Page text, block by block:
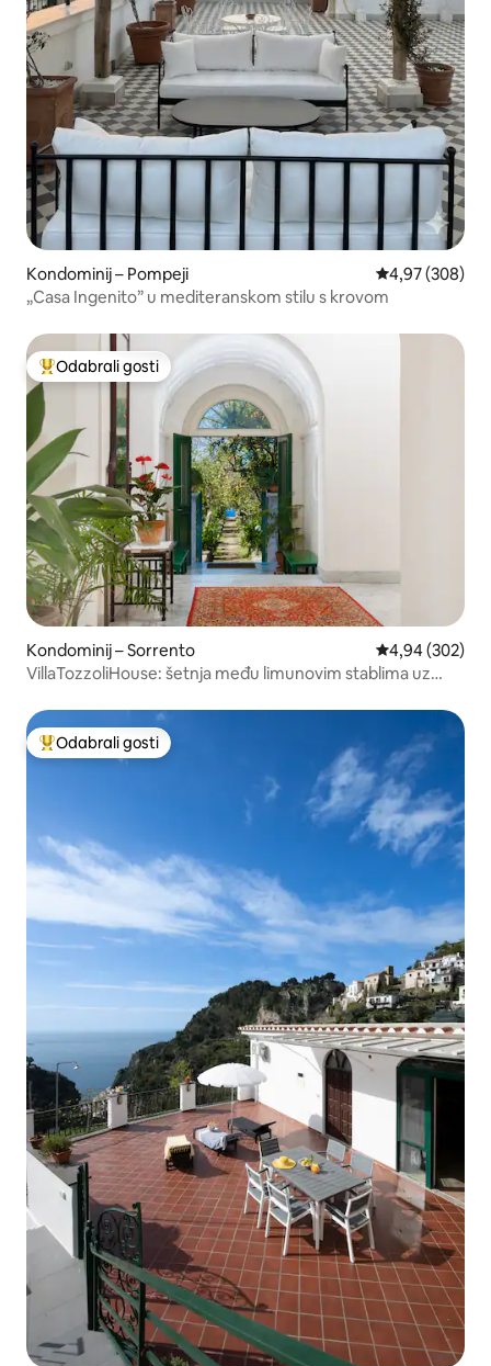
Kondominij – Pompeji Prosječna
4,97 (308)
„Casa Ingenito” u mediteranskom stilu s krovom
Među najviše rangiranima s oznakom „Odabrali gosti”
Odabrali gosti
Kondominij – Sorrento Prosječna
4,94 (302)
VillaTozzoliHouse: šetnja među limunovim stablima uz
Među najviše rangiranima s oznakom „Odabrali gosti”
Odabrali gosti